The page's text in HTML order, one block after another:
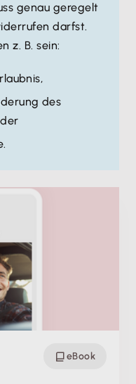
genau geregelt
darfst.
z. B. sein:
des
eBook